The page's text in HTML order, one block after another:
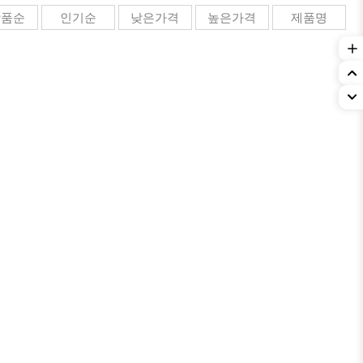
순 인기순 낮은가격 높은가격 제품명